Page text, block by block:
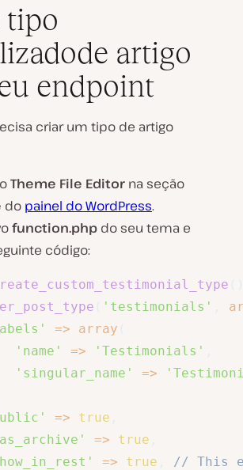
tipo
de artigo
endpoint
criar um tipo de artigo
Theme File Editor na seção
do painel do WordPress.
function.php do seu tema e
código:
'testimonials'
=> array
'name'
=> 'Testimonials'
'singular_name'
=>
=> true
=> true
=> true
// This